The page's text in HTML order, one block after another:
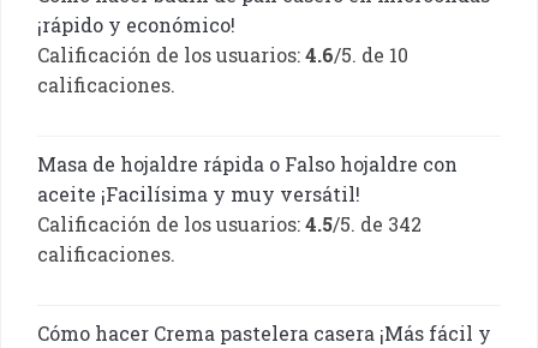
¡rápido y económico!
Calificación de los usuarios:4.6/5. de 10
calificaciones.
Masa de hojaldre rápida o Falso hojaldre con
aceite ¡Facilísima y muy versátil!
Calificación de los usuarios:4.5/5. de 342
calificaciones.
Cómo hacer Crema pastelera casera ¡Más fácil y